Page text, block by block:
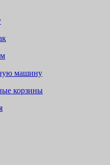
машину
корзины